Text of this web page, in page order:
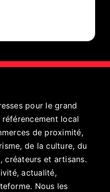
pour le grand
local
de proximité,
de la culture, du
créateurs et artisans.
actualité,
Nous les